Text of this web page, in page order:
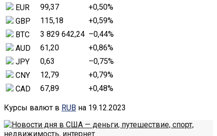
EUR
99,37 +0,50%
GBP
115,18 +0,59%
BTC
3 829 642,24 –0,44%
AUD
61,20 +0,86%
JPY
0,63 –0,75%
CNY
12,79 +0,79%
CAD
67,89 +0,48%
Курсы валют в RUB на 19.12.2023